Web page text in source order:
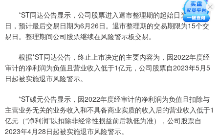
*ST同达公告显示，公司股票进入退市整理期的起始日为6月5
日，预计最后交易日期为6月26日。退市整理期的交易期限为15个交
易日。整理期间公司股票继续在风险警示板交易。
根据*ST同达公告，终止上市决定的主要内容为，因2022年度经
审计的净利润为负值且营业收入低于1亿元，公司股票自2023年5月5
日起被实施退市风险警示。
*ST碳元公告显示，因2022年度经审计的净利润为负值且扣除与
主营业务无关的业务收入和不具备商业实质的收入后的营业收入低于1
亿元（“净利润”以扣除非经常性损益前后孰低为准），公司股票自
2023年4月28日起被实施退市风险警示。